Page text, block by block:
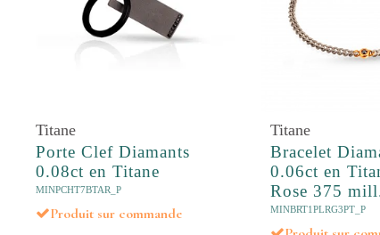
Titane
Porte Clef Diamants
0.08ct en Titane
MINPCHT7BTAR_P
Produit sur commande
Titane
Bracelet
0.06ct en
Rose 375
MINBRT1PLRG3PT_P